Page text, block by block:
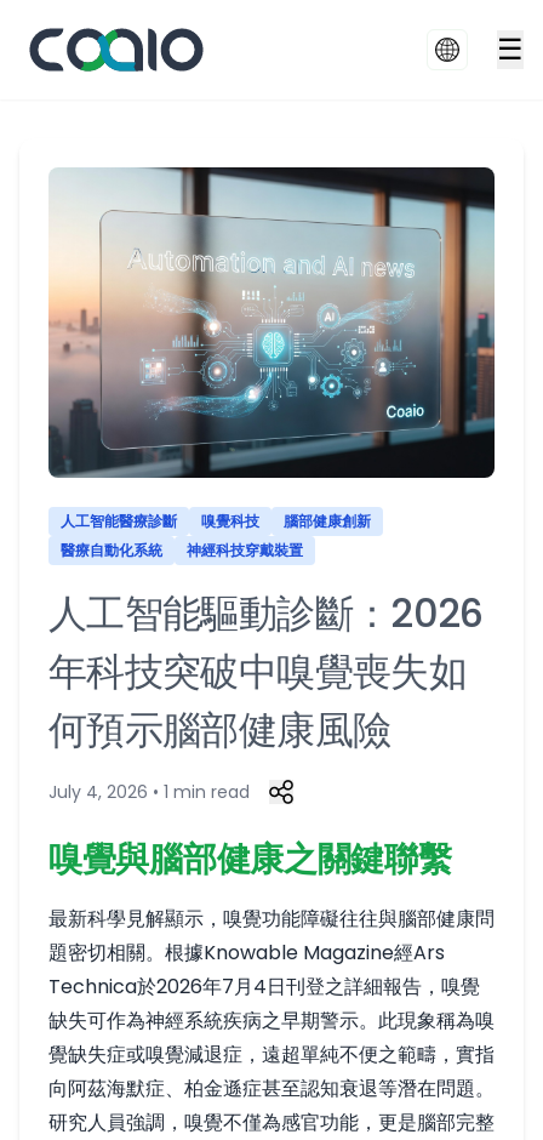
☰
人工智能醫療診斷 嗅覺科技
腦部健康創新
醫療自動化系統
神經科技穿戴裝置
人工智能驅動診斷：2026
年科技突破中嗅覺喪失如
何預示腦部健康風險
July 4, 2026 • 1 min read
嗅覺與腦部健康之關鍵聯繫
最新科學見解顯示，嗅覺功能障礙往往與腦部健康問
題密切相關。根據Knowable Magazine經Ars
Technica於2026年7月4日刊登之詳細報告，嗅覺
缺失可作為神經系統疾病之早期警示。此現象稱為嗅
覺缺失症或嗅覺減退症，遠超單純不便之範疇，實指
向阿茲海默症、柏金遜症甚至認知衰退等潛在問題。
研究人員強調，嗅覺不僅為感官功能，更是腦部完整